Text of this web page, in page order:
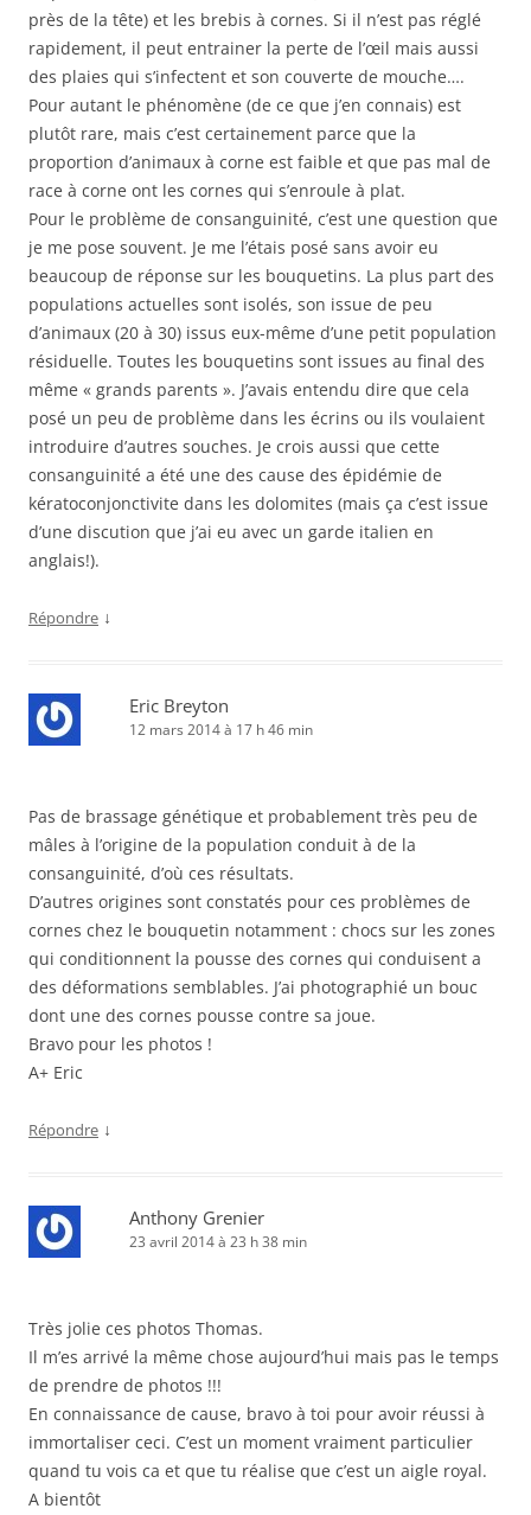
près de la tête) et les brebis à cornes. Si il n’est pas réglé
rapidement, il peut entrainer la perte de l’œil mais aussi
des plaies qui s’infectent et son couverte de mouche….
Pour autant le phénomène (de ce que j’en connais) est
plutôt rare, mais c’est certainement parce que la
proportion d’animaux à corne est faible et que pas mal de
race à corne ont les cornes qui s’enroule à plat.
Pour le problème de consanguinité, c’est une question que
je me pose souvent. Je me l’étais posé sans avoir eu
beaucoup de réponse sur les bouquetins. La plus part des
populations actuelles sont isolés, son issue de peu
d’animaux (20 à 30) issus eux-même d’une petit population
résiduelle. Toutes les bouquetins sont issues au final des
même « grands parents ». J’avais entendu dire que cela
posé un peu de problème dans les écrins ou ils voulaient
introduire d’autres souches. Je crois aussi que cette
consanguinité a été une des cause des épidémie de
kératoconjonctivite dans les dolomites (mais ça c’est issue
d’une discution que j’ai eu avec un garde italien en
anglais!).
Répondre ↓
Eric Breyton
12 mars 2014 à 17 h 46 min
Pas de brassage génétique et probablement très peu de
mâles à l’origine de la population conduit à de la
consanguinité, d’où ces résultats.
D’autres origines sont constatés pour ces problèmes de
cornes chez le bouquetin notamment : chocs sur les zones
qui conditionnent la pousse des cornes qui conduisent a
des déformations semblables. J’ai photographié un bouc
dont une des cornes pousse contre sa joue.
Bravo pour les photos !
A+ Eric
Répondre ↓
Anthony Grenier
23 avril 2014 à 23 h 38 min
Très jolie ces photos Thomas.
Il m’es arrivé la même chose aujourd’hui mais pas le temps
de prendre de photos !!!
En connaissance de cause, bravo à toi pour avoir réussi à
immortaliser ceci. C’est un moment vraiment particulier
quand tu vois ca et que tu réalise que c’est un aigle royal.
A bientôt